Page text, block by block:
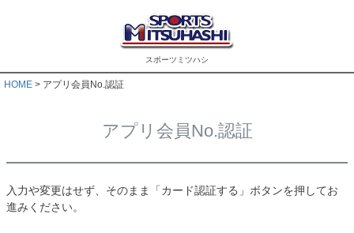
スポーツミツハシ
HOME アプリ会員No.認証
アプリ会員No.認証
入力や変更はせず、そのまま「カード認証する」ボタンを押してお
進みください。